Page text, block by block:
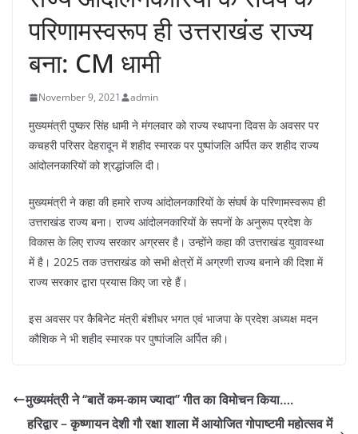
परिणामस्वरूप ही उत्तराखंड राज्य
बना: CM धामी
November 9, 2021 admin
मुख्यमंत्री पुष्कर सिंह धामी ने मंगलवार को राज्य स्थापना दिवस के अवसर पर
कचहरी परिसर देहरादून में शहीद स्मारक पर पुष्पांजलि अर्पित कर शहीद राज्य
आंदोलनकारियों को श्रद्धांजलि दी।
मुख्यमंत्री ने कहा की हमारे राज्य आंदोलनकारियों के संघर्ष के परिणामस्वरूप ही
उत्तराखंड राज्य बना। राज्य आंदोलनकारियों के सपनों के अनुरूप प्रदेश के
विकास के लिए राज्य सरकार अग्रसर है। उन्होंने कहा की उत्तराखंड युवावस्था
में है। 2025 तक उत्तराखंड को सभी क्षेत्रों में अग्रणी राज्य बनाने की दिशा में
राज्य सरकार द्वारा प्रयास किए जा रहे हैं।
इस अवसर पर कैबिनेट मंत्री बंशीधर भगत एवं भाजपा के प्रदेश अध्यक्ष मदन
कौशिक ने भी शहीद स्मारक पर पुष्पांजलि अर्पित की।
मुख्यमंत्री ने ‘‘बातें कम-काम ज्यादा’’ गीत का विमोचन किया….
हरिद्वार – कृष्णायन देशी गौ रक्षा शाला में आयोजित गोपाष्टमी महोत्सव में